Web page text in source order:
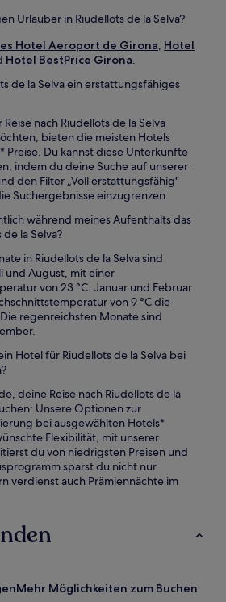
Urlauber in Riudellots de la Selva?
Hotel Aeroport de Girona, Hotel
Hotel BestPrice Girona.
de la Selva ein erstattungsfähiges
nach Riudellots de la Selva
bieten die meisten Hotels
Preise. Du kannst diese Unterkünfte
indem du deine Suche auf unserer
den Filter „Voll erstattungsfähig"
Suchergebnisse einzugrenzen.
während meines Aufenthalts das
la Selva?
in Riudellots de la Selva sind
und August, mit einer
von 23 °C. Januar und Februar
von 9 °C die
regenreichsten Monate sind
Hotel für Riudellots de la Selva bei
deine Reise nach Riudellots de la
Unsere Optionen zur
bei ausgewählten Hotels*
Flexibilität, mit unserer
du von niedrigsten Preisen und
sparst du nicht nur
verdienst auch Prämiennächte im
Mehr Möglichkeiten zum Buchen